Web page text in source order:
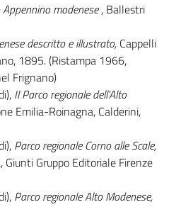
modenese, Ballestri
descritto e illustrato, Cappelli
1895. (Ristampa 1966,
Frignano)
Il Parco regionale dell'Alto
Emilia-Roinagna, Calderini,
Parco regionale Corno alle Scale,
Gruppo Editoriale Firenze
Parco regionale Alto Modenese,